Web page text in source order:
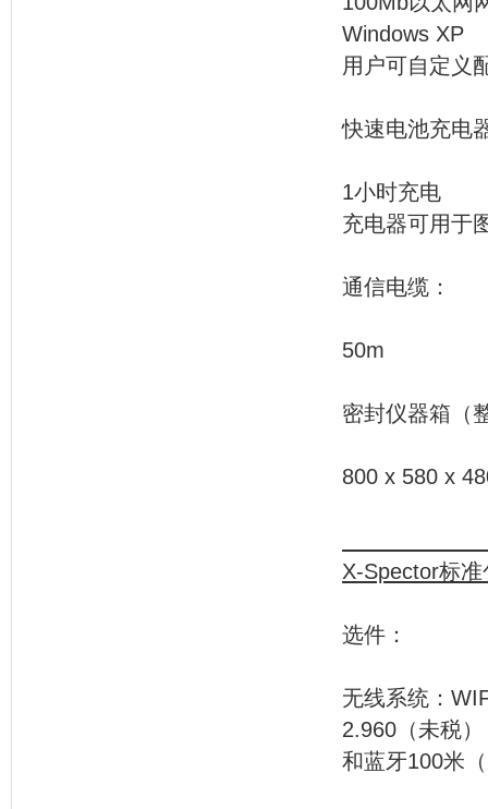
Windows XP
用户可自定义
快速
1小时充电
充电器可用于
通
50m
密封
800 x 580 x
X-Spector标准
选件：
无线系统：
2.960（未税）
和蓝牙100米